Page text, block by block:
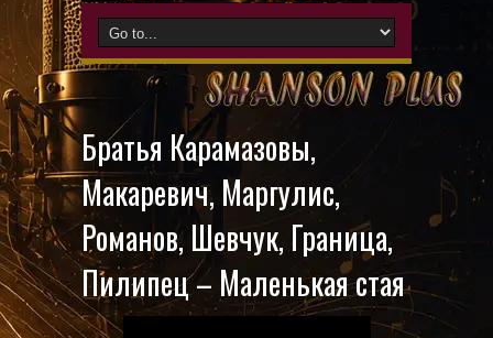
Братья Карамазовы,
Макаревич, Маргулис,
Романов, Шевчук, Граница,
Пилипец – Маленькая стая